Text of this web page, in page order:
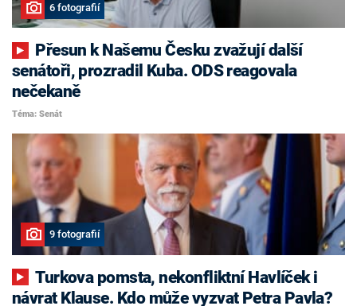
6 fotografií
senátoři, prozradil Kuba. ODS reagovala
nečekaně
Téma: Senát
9 fotografií
Turkova pomsta, nekonfliktní Havlíček i
návrat Klause. Kdo může vyzvat Petra Pavla?